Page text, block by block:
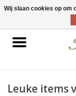
Home
Leuke items
Wij slaan cookies op om